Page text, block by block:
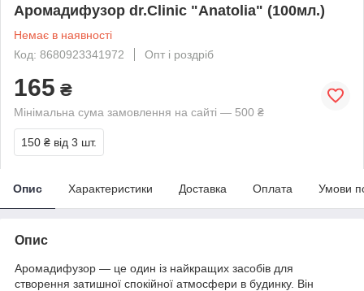
Аромадифузор dr.Clinic "Anatolia" (100мл.)
Немає в наявності
Код: 8680923341972
Опт і роздріб
165 ₴
Мінімальна сума замовлення на сайті — 500 ₴
150 ₴ від 3 шт.
Опис Характеристики Доставка Оплата Умови
Опис
Аромадифузор — це один із найкращих засобів для
створення затишної спокійної атмосфери в будинку. Він